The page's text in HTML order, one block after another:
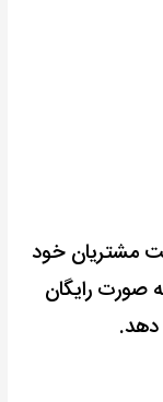
مشتریان خود
تومان به صورت رایگان